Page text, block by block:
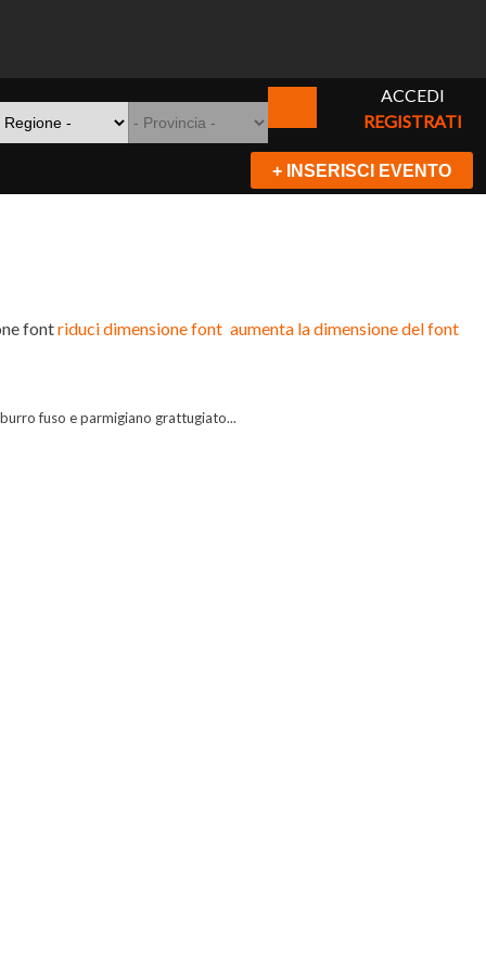
ACCEDI
REGISTRATI
+ INSERISCI EVENTO
fontriduci dimensione font aumenta la dimensione del font
fuso e parmigiano grattugiato...